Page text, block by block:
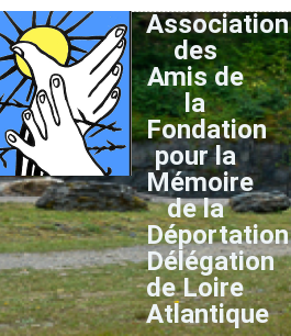
Association
des
Amis de
la
Fondation
pour la
Mémoire
de la
Déportation
Délégation
de Loire
Atlantique